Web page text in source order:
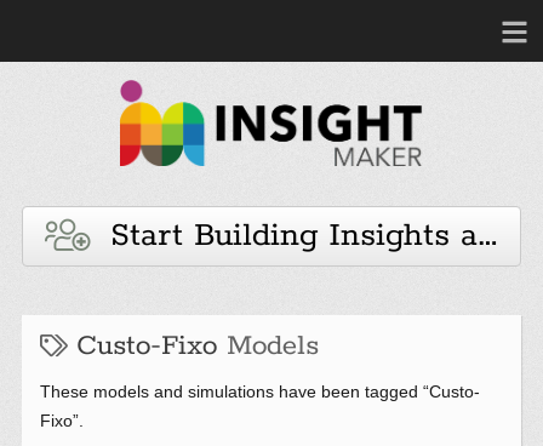
Start Building Insights and
Custo-Fixo Models
These models and simulations have been tagged “Custo-
Fixo”.